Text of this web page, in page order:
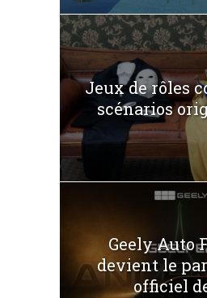
Jeux de rôles
scénarios
Geely Auto
devient le
officiel